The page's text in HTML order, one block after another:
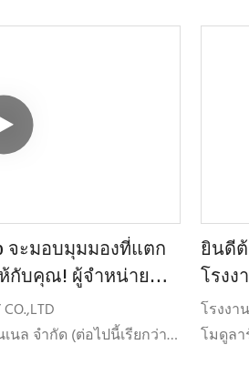
กล่าวได้แก่ โรงงานผสม
ฟัลต์ร้อน โรงงานรีไซเคิล
แห้ง และอุปกรณ์บดและคัด
การ
แอส
แอส
จะมอบมุมมองที่แตก
กับคุณ! ผู้จำหน่าย
แอสฟัลต์ TTM
นล จำกัด (ต่อไปนี้เรียกว่า
ยินดีต้
โรง
โรงงา
โมดูล